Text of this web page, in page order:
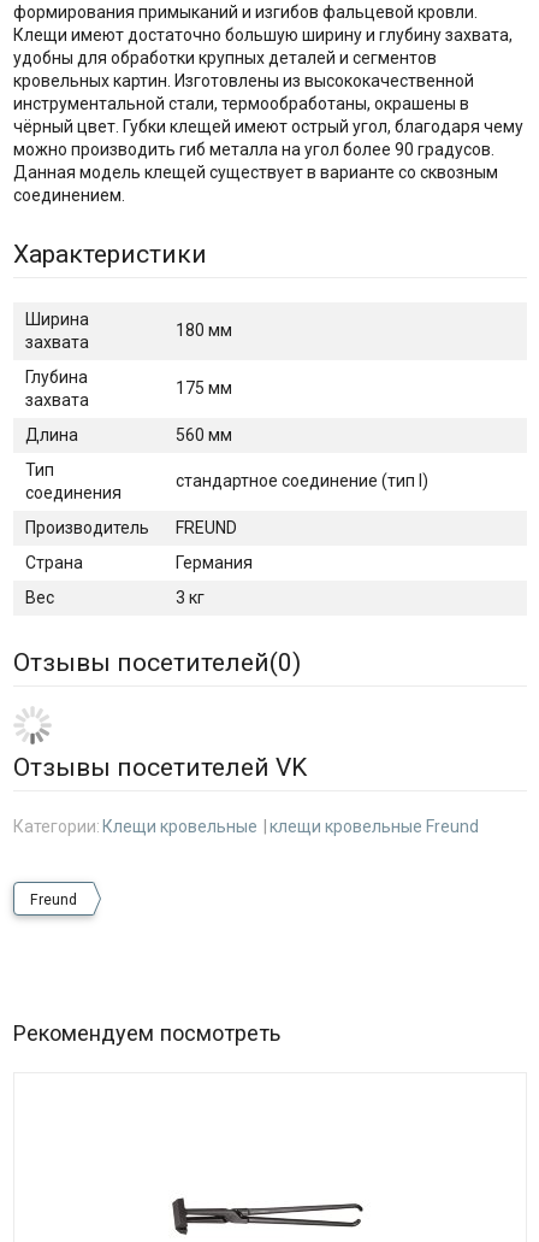
формирования примыканий и изгибов фальцевой кровли.
Клещи имеют достаточно большую ширину и глубину захвата,
удобны для обработки крупных деталей и сегментов
кровельных картин. Изготовлены из высококачественной
инструментальной стали, термообработаны, окрашены в
чёрный цвет. Губки клещей имеют острый угол, благодаря чему
можно производить гиб металла на угол более 90 градусов.
Данная модель клещей существует в варианте со сквозным
соединением.
Характеристики
Ширина
захвата
180 мм
Глубина
захвата
175 мм
Длина
560 мм
Тип
соединения
стандартное соединение (тип I)
Производитель
FREUND
Страна
Германия
Вес
3 кг
Отзывы посетителей(0)
Отзывы посетителей VK
Категории: Клещи кровельные клещи кровельные Freund
Freund
Рекомендуем посмотреть